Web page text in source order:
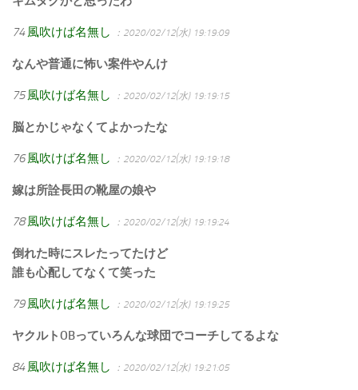
74 風吹けば名無し ：2020/02/12(水) 19:19:09
なんや普通に怖い案件やんけ
75 風吹けば名無し ：2020/02/12(水) 19:19:15
脳とかじゃなくてよかったな
76 風吹けば名無し ：2020/02/12(水) 19:19:18
嫁は所詮長田の靴屋の娘や
78 風吹けば名無し ：2020/02/12(水) 19:19:24
倒れた時にスレたってたけど
誰も心配してなくて笑った
79 風吹けば名無し ：2020/02/12(水) 19:19:25
ヤクルトOBっていろんな球団でコーチしてるよな
84 風吹けば名無し ：2020/02/12(水) 19:21:05